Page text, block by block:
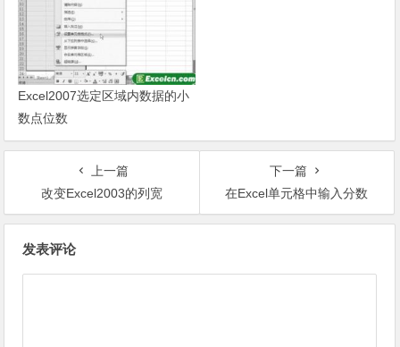
Excel2007选定区域内数据的小
数点位数
上一篇
改变Excel2003的列宽
下一篇
在Excel单元格中输入分数
发表评论